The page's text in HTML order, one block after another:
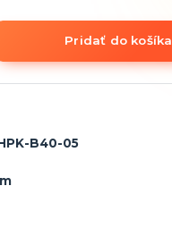
Pridať do košíka
B40-05